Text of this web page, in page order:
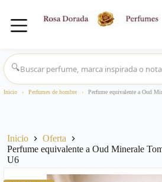
Saltar
al
contenido
🔍
Inicio › Perfumes de hombre › Perfume equivalente a Oud
Inicio
Oferta
Perfume equivalente a Oud Minerale
U6